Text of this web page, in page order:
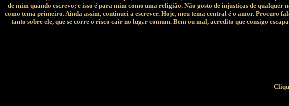
de mim quando escrevo; e isso é para mim como uma religião. Não gosto de injustiças de
como tema primeiro. Ainda assim, continuei a escrever. Hoje, meu tema central é o amor. Procuro
tanto sobre ele, que se corre o risco cair no lugar comum. Bem ou mal, acredito que consigo